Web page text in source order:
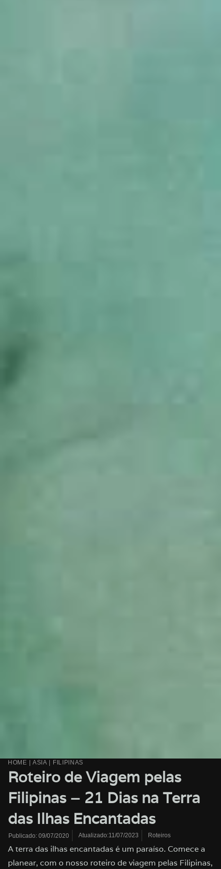
HOME ASIA FILIPINAS
Roteiro de Viagem pelas
Filipinas – 21 Dias na Terra
das Ilhas Encantadas
Publicado: 09/07/2020 Atualizado:11/07/2023 Roteiros
A terra das ilhas encantadas é um paraíso. Comece a
planear, com o nosso roteiro de viagem pelas Filipinas,